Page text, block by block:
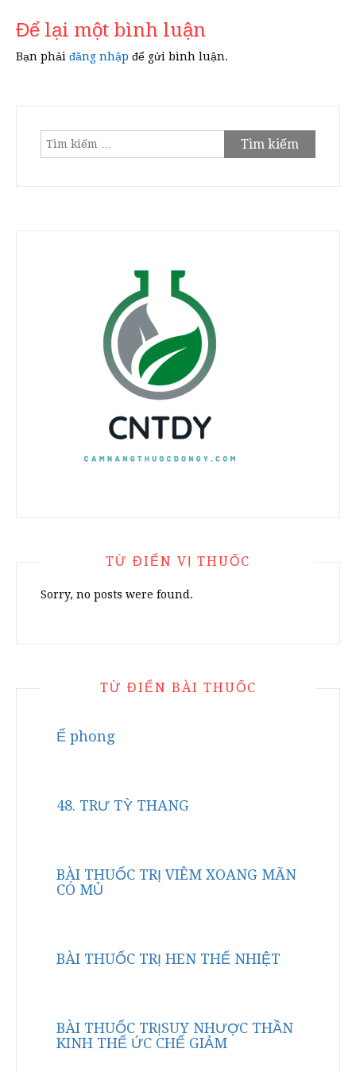
Để lại một bình luận
Bạn phải đăng nhập để gửi bình luận.
Tìm
kiếm
TỪ ĐIỂN VỊ THUỐC
Sorry, no posts were found.
TỪ ĐIỂN BÀI THUỐC
Ế phong
48. TRƯ TỲ THANG
BÀI THUỐC TRỊ VIÊM XOANG MÃN
CÓ MỦ
BÀI THUỐC TRỊ HEN THỂ NHIỆT
BÀI THUỐC TRỊSUY NHƯỢC THẦN
KINH THỂ ỨC CHẾ GIẢM